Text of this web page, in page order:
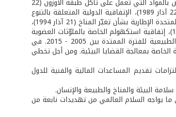
المهددة بالإنقراض (تموز 1975)، إتفاقية ڤيينا الخاصة بحماية طبقة الأوزون وبروتوكول مونتريال الخاص بالمواد التي تعمل على تآكل طبقة الأوزون (22
آذار 1985)، إتفاقية بازل الخاصة بالتحكم في نقل النفايات الخطرة عبر الحدود والتخلص منها في (22 آذار 1989)، الإتفاقية الدولية المتعلقة بالتنوع
البيولوجي (حزيران 1992)، إتفاقية الأمم المتحدة لمكافحة التصحّر في باريس (1994)، إتفاقية الأمم المتحدة الإطارية بشأن تغيّر المناخ (21 آذار 1994)،
بروتوكول كيوتو (1997)، إتفاقية روتردام الخاصة بالإتجار الدولي بمواد كيميائية خطرة (10 أيلول 1998)، إتفاقية استكهولم الخاصة بالملوّثات العضوية
الثابتة (أيار 2001)، إتفاقية «هيوغو» (2005)، لبناء قدرة الأمم والمجتمعات على مواجهة الكوارث الطبيعية للفترة الممتدة بين 2005 - 2015. في
الخاصة بمعالجة القضايا البيئية. ومن أجل تخطي
تقديم المساعدات المالية والفنية للدول
البيئة والمناخ والطبيعة والإنسان.
يواجه السلام العالمي من تهديدات نابعة من